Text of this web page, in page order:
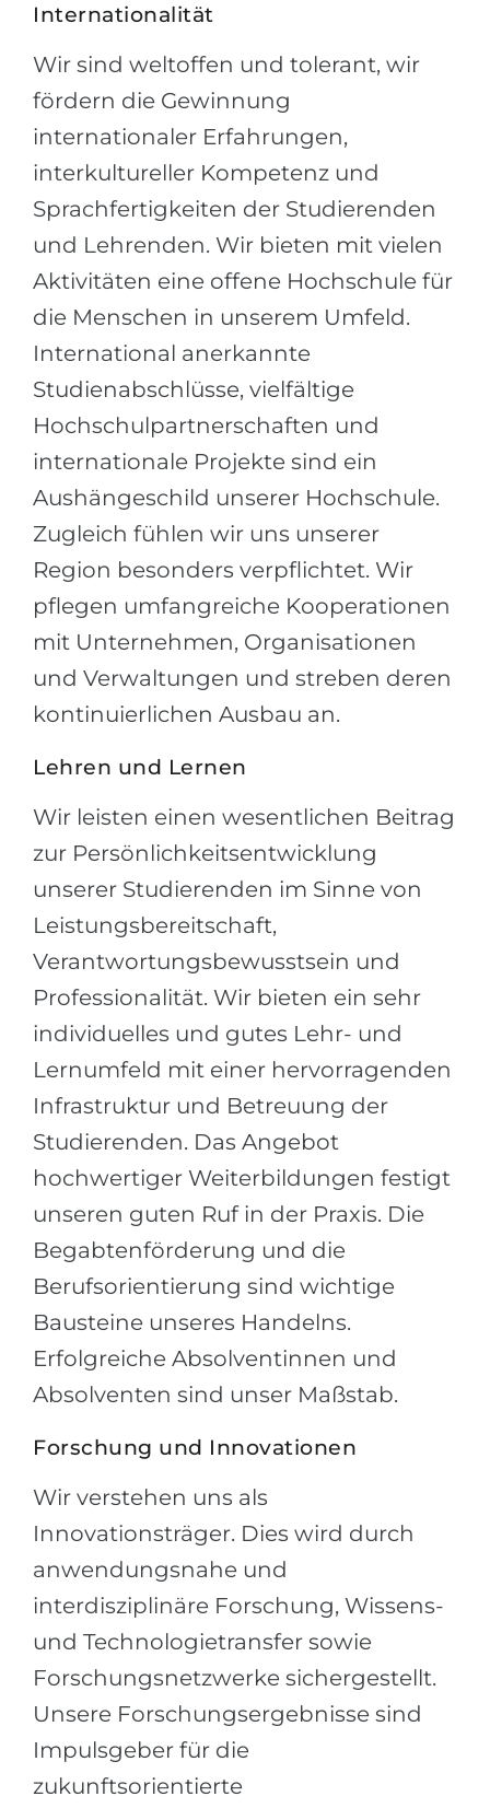
Internationalität
Wir sind weltoffen und tolerant, wir
fördern die Gewinnung
internationaler Erfahrungen,
interkultureller Kompetenz und
Sprachfertigkeiten der Studierenden
und Lehrenden. Wir bieten mit vielen
Aktivitäten eine offene Hochschule für
die Menschen in unserem Umfeld.
International anerkannte
Studienabschlüsse, vielfältige
Hochschulpartnerschaften und
internationale Projekte sind ein
Aushängeschild unserer Hochschule.
Zugleich fühlen wir uns unserer
Region besonders verpflichtet. Wir
pflegen umfangreiche Kooperationen
mit Unternehmen, Organisationen
und Verwaltungen und streben deren
kontinuierlichen Ausbau an.
Lehren und Lernen
Wir leisten einen wesentlichen Beitrag
zur Persönlichkeitsentwicklung
unserer Studierenden im Sinne von
Leistungsbereitschaft,
Verantwortungsbewusstsein und
Professionalität. Wir bieten ein sehr
individuelles und gutes Lehr- und
Lernumfeld mit einer hervorragenden
Infrastruktur und Betreuung der
Studierenden. Das Angebot
hochwertiger Weiterbildungen festigt
unseren guten Ruf in der Praxis. Die
Begabtenförderung und die
Berufsorientierung sind wichtige
Bausteine unseres Handelns.
Erfolgreiche Absolventinnen und
Absolventen sind unser Maßstab.
Forschung und Innovationen
Wir verstehen uns als
Innovationsträger. Dies wird durch
anwendungsnahe und
interdisziplinäre Forschung, Wissens-
und Technologietransfer sowie
Forschungsnetzwerke sichergestellt.
Unsere Forschungsergebnisse sind
Impulsgeber für die
zukunftsorientierte